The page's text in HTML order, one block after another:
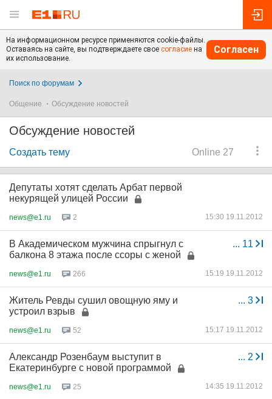
На информационном ресурсе применяются cookie-файлы.
Оставаясь на сайте, вы подтверждаете свое согласие на
их использование.
Согласен
Поиск по форумам
Общение Обсуждение новостей
Обсуждение новостей
Online 27
Создать тему
Депутаты хотят сделать Арбат первой
некурящей улицей России
news@e1.ru 2 15:30 19.11.2012
... 11
В Академическом мужчина спрыгнул с
балкона 8 этажа после ссоры с женой
news@e1.ru 266 15:19 19.11.2012
... 3
Житель Ревды сушил овощную яму и
устроил взрыв
news@e1.ru 52 15:17 19.11.2012
... 2
Александр Розенбаум выступит в
Екатеринбурге с новой программой
news@e1.ru 25 14:35 19.11.2012